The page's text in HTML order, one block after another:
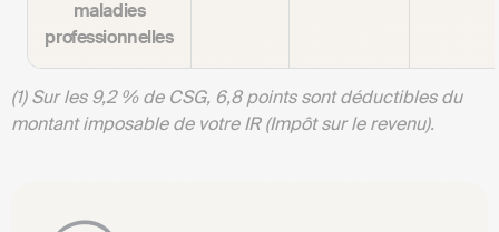
maladies
professionnelles
(1) Sur les 9,2 % de CSG, 6,8 points sont déductibles du
montant imposable de votre IR (Impôt sur le revenu).